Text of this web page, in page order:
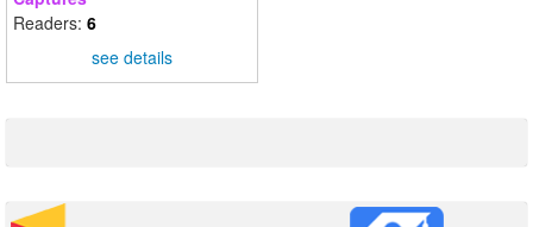
Readers: 6
see details